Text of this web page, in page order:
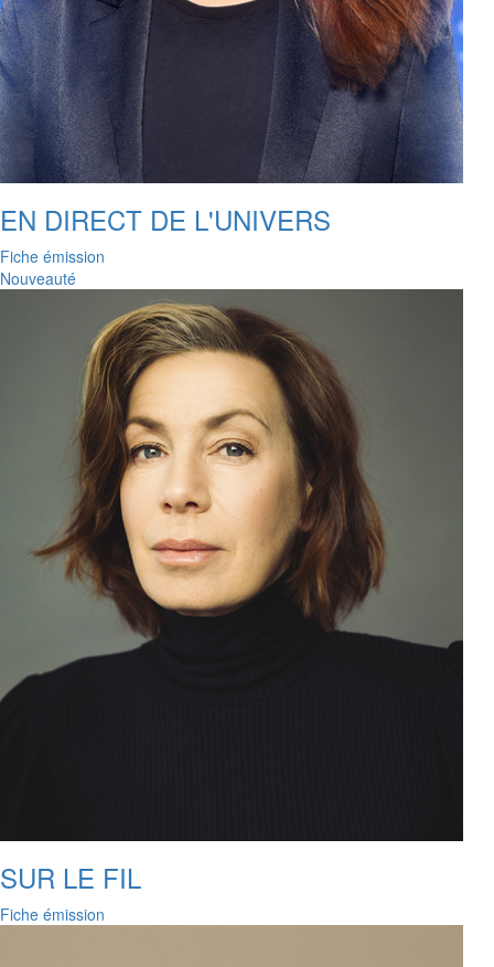
EN DIRECT DE L'UNIVERS
Fiche émission
Nouveauté
SUR LE FIL
Fiche émission